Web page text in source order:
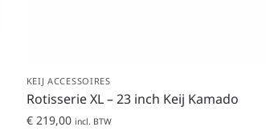
KEIJ ACCESSOIRES
Rotisserie XL – 23 inch Keij Kamado
€219,00 incl. BTW